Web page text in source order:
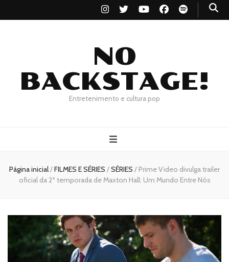
NO
BACKSTAGE!
Entretenimento e cultura pop
Página inicial/FILMES E SÉRIES /SÉRIES / Prime Video divulga trailer
oficial da 2ª temporada de Maxton Hall: Um Mundo Entre Nós